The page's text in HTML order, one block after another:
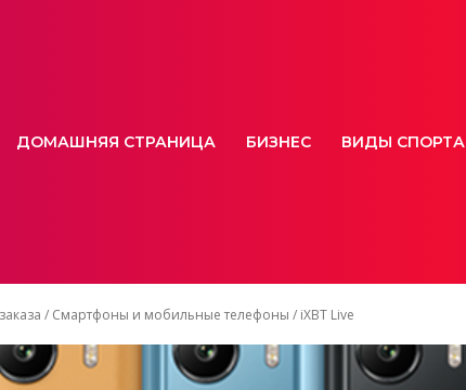
ДОМАШНЯЯ СТРАНИЦА БИЗНЕС ВИДЫ СПОРТА
/ Смартфоны и мобильные телефоны / iXBT Live